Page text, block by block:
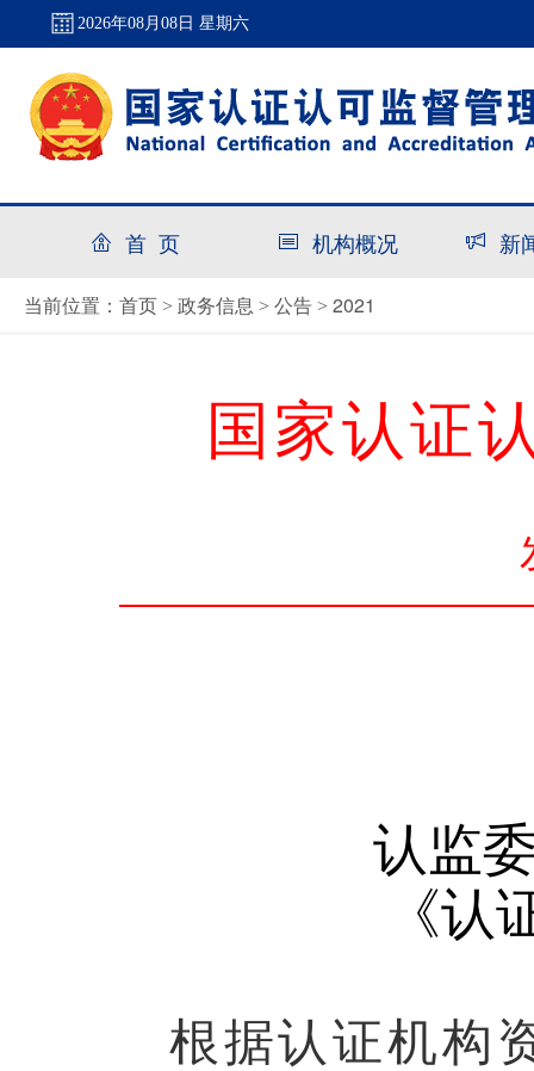
2026年08月08日 星期六
首 页 机构概况 新
当前位置： 首页 > 政务信息 > 公告 > 2021
国家认证
认监
《
根据认证机构